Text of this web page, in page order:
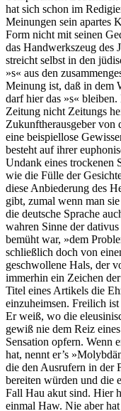
hat sich schon im
Meinungen sein apartes
Form nicht mit seinen
das Handwerkszeug des
streicht selbst in den
»s« aus den
Meinung ist, daß in dem
darf hier das »s«
Zeitung nicht Zeitungs
Zukunftherausgeber von
eine beispiellose
besteht auf ihrer
Undank eines trockenen
wie die Fülle der
diese Anbiederung des
gibt, zumal wenn man
die deutsche Sprache
wahren Sinne der
bemüht war, »dem
schließlich doch von
geschwollene Hals, der
immerhin ein Zeichen
Titel eines Artikels die
einzuheimsen. Freilich
Er weiß, wo die
gewiß nie dem Reiz
Sensation opfern. Wenn
hat, nennt er’s
die den Ausrufern in der
bereiten würden und die
Fall Hau akut sind. Hier
einmal Haw. Nie aber